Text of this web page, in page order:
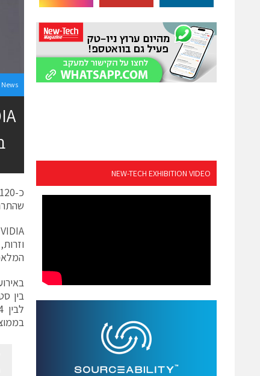
NEW-TECH EXHIBITION VIDEO